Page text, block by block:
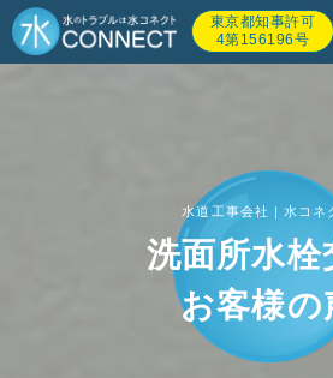
東京都知事許可
4第156196号
水道工事会社｜水コネ
洗面所水栓
お客様の